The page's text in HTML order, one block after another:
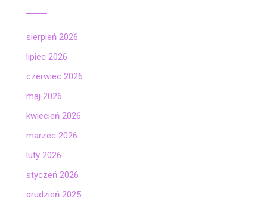
sierpień 2026
lipiec 2026
czerwiec 2026
maj 2026
kwiecień 2026
marzec 2026
luty 2026
styczeń 2026
grudzień 2025